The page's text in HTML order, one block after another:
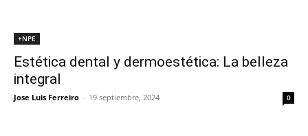
+NPE
Estética dental y dermoestética: La belleza
integral
Jose Luis Ferreiro - 19 septiembre, 2024 0